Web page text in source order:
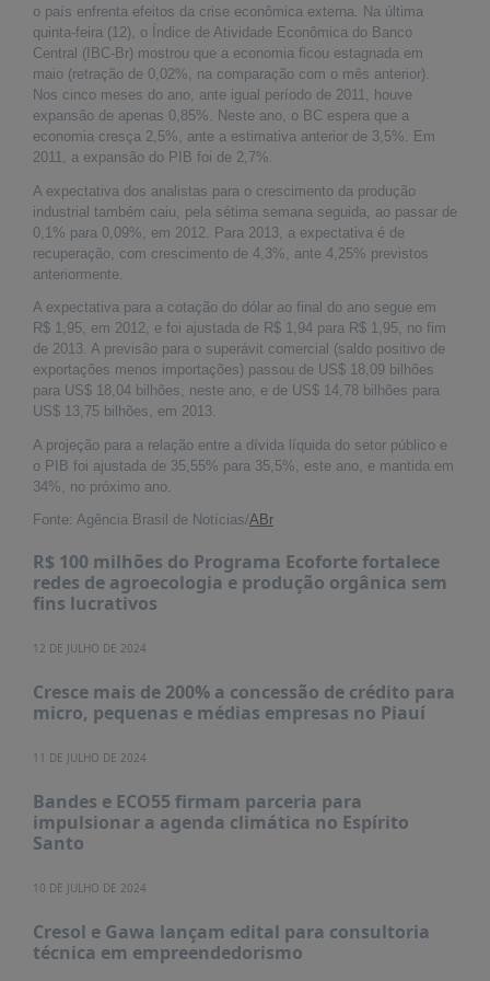
DADOS
FRENTE
PARLAMENTAR
SOBRE
A
FRENTE
MATERIAIS
INFORMAÇÕES
CURSOS
E
EVENTOS
INSCRIÇÕES
DISPONÍVEIS
PUBLICAÇÕES
RUMOS
LIVROS
PRÊMIO
BID
PRÊMIO
ABDE
DE
JORNALISMO
SABER
CONTATO
o país enfrenta efeitos da crise econômica externa. Na última
quinta-feira (12), o Índice de Atividade Econômica do Banco
Central (IBC-Br) mostrou que a economia ficou estagnada em
maio (retração de 0,02%, na comparação com o mês anterior).
Nos cinco meses do ano, ante igual período de 2011, houve
expansão de apenas 0,85%. Neste ano, o BC espera que a
economia cresça 2,5%, ante a estimativa anterior de 3,5%. Em
2011, a expansão do PIB foi de 2,7%.
A expectativa dos analistas para o crescimento da produção
industrial também caiu, pela sétima semana seguida, ao passar de
0,1% para 0,09%, em 2012. Para 2013, a expectativa é de
recuperação, com crescimento de 4,3%, ante 4,25% previstos
anteriormente.
A expectativa para a cotação do dólar ao final do ano segue em
R$ 1,95, em 2012, e foi ajustada de R$ 1,94 para R$ 1,95, no fim
de 2013. A previsão para o superávit comercial (saldo positivo de
exportações menos importações) passou de US$ 18,09 bilhões
para US$ 18,04 bilhões, neste ano, e de US$ 14,78 bilhões para
US$ 13,75 bilhões, em 2013.
A projeção para a relação entre a dívida líquida do setor público e
o PIB foi ajustada de 35,55% para 35,5%, este ano, e mantida em
34%, no próximo ano.
Fonte: Agência Brasil de Notícias/ABr
R$ 100 milhões do Programa Ecoforte fortalece
redes de agroecologia e produção orgânica sem
fins lucrativos
12 DE JULHO DE 2024
Cresce mais de 200% a concessão de crédito para
micro, pequenas e médias empresas no Piauí
11 DE JULHO DE 2024
Bandes e ECO55 firmam parceria para
impulsionar a agenda climática no Espírito
Santo
10 DE JULHO DE 2024
Cresol e Gawa lançam edital para consultoria
técnica em empreendedorismo